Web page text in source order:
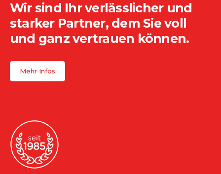
Wir sind Ihr verlässlicher und
starker Partner, dem Sie voll
und ganz vertrauen können.
Mehr Infos